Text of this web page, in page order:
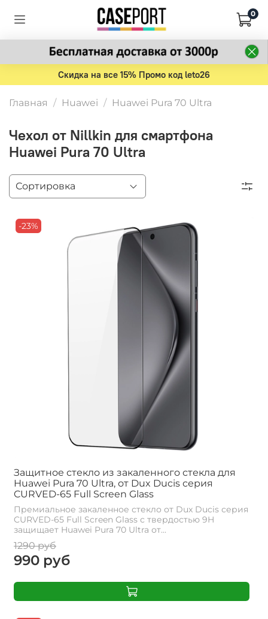
0
Скидка на все 15% Промо код leto26
Главная Huawei Huawei Pura 70 Ultra
Чехол от Nillkin для смартфона
Huawei Pura 70 Ultra
-23%
Защитное стекло из закаленного стекла для
Huawei Pura 70 Ultra, от Dux Ducis серия
CURVED-65 Full Screen Glass
Премиальное закаленное стекло от Dux Ducis серия
CURVED-65 Full Screen Glass с твердостью 9H
защищает Huawei Pura 70 Ultra от...
1290 руб
990 руб